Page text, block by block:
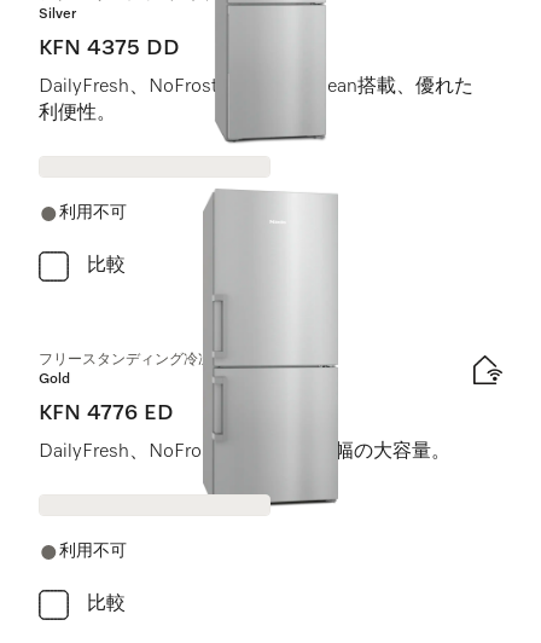
Silver
KFN 4375 DD
DailyFresh、NoFrost、ComfortClean搭載、優れた
利便性。
利用不可
比較
フリースタンディング冷凍冷蔵庫
Gold
KFN 4776 ED
DailyFresh、NoFrost搭載、75 cm 幅の大容量。
利用不可
比較